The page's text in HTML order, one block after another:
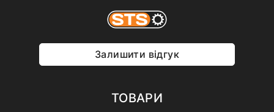
Залишити відгук
ТОВАРИ